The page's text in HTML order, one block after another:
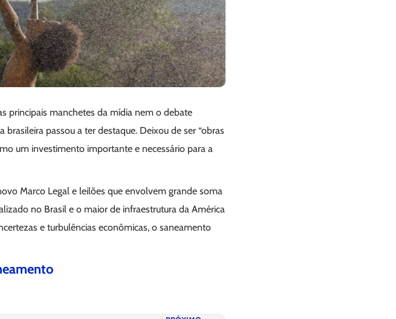
principais manchetes da mídia nem o debate
passou a ter destaque. Deixou de ser “obras
um investimento importante e necessário para a
Marco Legal e leilões que envolvem grande soma
no Brasil e o maior de infraestrutura da América
e turbulências econômicas, o saneamento